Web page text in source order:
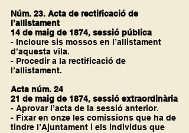
Núm. 23. Acta de rectificació de
l’allistament
14 de maig de 1874, sessió pública
- Incloure sis mossos en l’allistament
d’aquesta vila.
- Procedir a la rectificació de
l’allistament.
Acta núm. 24
21 de maig de 1874, sessió extraordinària
- Aprovar l’acta de la sessió anterior.
- Fixar en onze les comissions que ha de
tindre l’Ajuntament i els individus que